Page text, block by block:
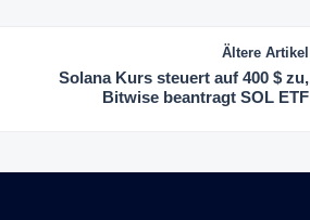
Ältere Artikel
Solana Kurs steuert auf 400 $ zu,
Bitwise beantragt SOL ETF